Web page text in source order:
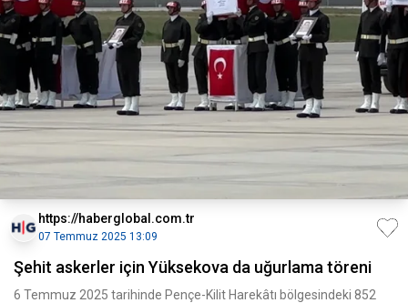
https://haberglobal.com.tr
07 Temmuz 2025 13:09
Şehit askerler için Yüksekova da uğurlama töreni
6 Temmuz 2025 tarihinde Pençe-Kilit Harekâtı bölgesindeki 852